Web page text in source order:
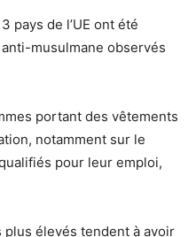
pays de l’UE ont été
musulmane observés
portant des vêtements
notamment sur le
pour leur emploi,
élevés tendent à avoir